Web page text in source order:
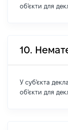
об'єкти для
10.
У суб'єкта
об'єкти для